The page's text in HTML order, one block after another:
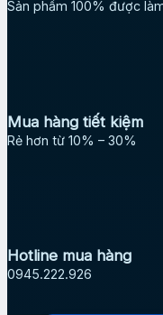
Sản phẩm 100% được
Mua hàng tiết kiệm
Rẻ hơn từ 10% – 30%
Hotline mua hàng
0945.222.926